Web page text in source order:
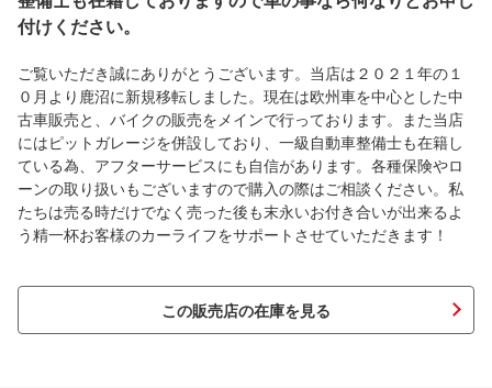
付けください。
ご覧いただき誠にありがとうございます。当店は２０２１年の１
０月より鹿沼に新規移転しました。現在は欧州車を中心とした中
古車販売と、バイクの販売をメインで行っております。また当店
にはピットガレージを併設しており、一級自動車整備士も在籍し
ている為、アフターサービスにも自信があります。各種保険やロ
ーンの取り扱いもございますので購入の際はご相談ください。私
たちは売る時だけでなく売った後も末永いお付き合いが出来るよ
う精一杯お客様のカーライフをサポートさせていただきます！
この販売店の在庫を見る